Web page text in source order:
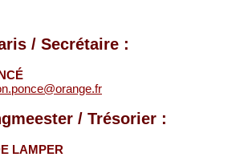
/ Secrétaire :
/ Trésorier :
LAMPER